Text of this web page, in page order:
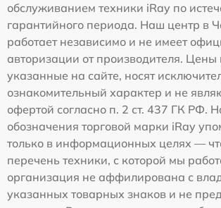
обслуживанием техники iRay по
гарантийного периода. Наш центр в
работает независимо и не имеет
авторизации от производителя. Цены
указанные на сайте, носят
ознакомительный характер и не
офертой согласно п. 2 ст. 437 ГК РФ.
обозначения торговой марки iRay
только в информационных целях —
перечень техники, с которой мы
организация не аффилирована с
указанных товарных знаков и не